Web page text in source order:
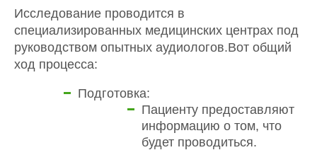
Исследование проводится в
специализированных медицинских центрах под
руководством опытных аудиологов.Вот общий
ход процесса:
Подготовка:
Пациенту предоставляют
информацию о том, что
будет проводиться.